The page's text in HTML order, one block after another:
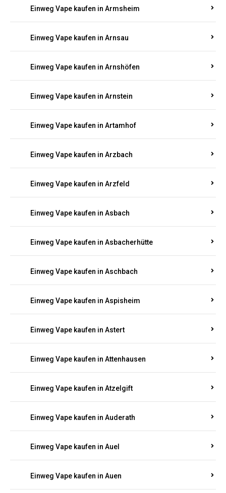
Einweg Vape kaufen in Armsheim
Einweg Vape kaufen in Arnsau
Einweg Vape kaufen in Arnshöfen
Einweg Vape kaufen in Arnstein
Einweg Vape kaufen in Artamhof
Einweg Vape kaufen in Arzbach
Einweg Vape kaufen in Arzfeld
Einweg Vape kaufen in Asbach
Einweg Vape kaufen in Asbacherhütte
Einweg Vape kaufen in Aschbach
Einweg Vape kaufen in Aspisheim
Einweg Vape kaufen in Astert
Einweg Vape kaufen in Attenhausen
Einweg Vape kaufen in Atzelgift
Einweg Vape kaufen in Auderath
Einweg Vape kaufen in Auel
Einweg Vape kaufen in Auen